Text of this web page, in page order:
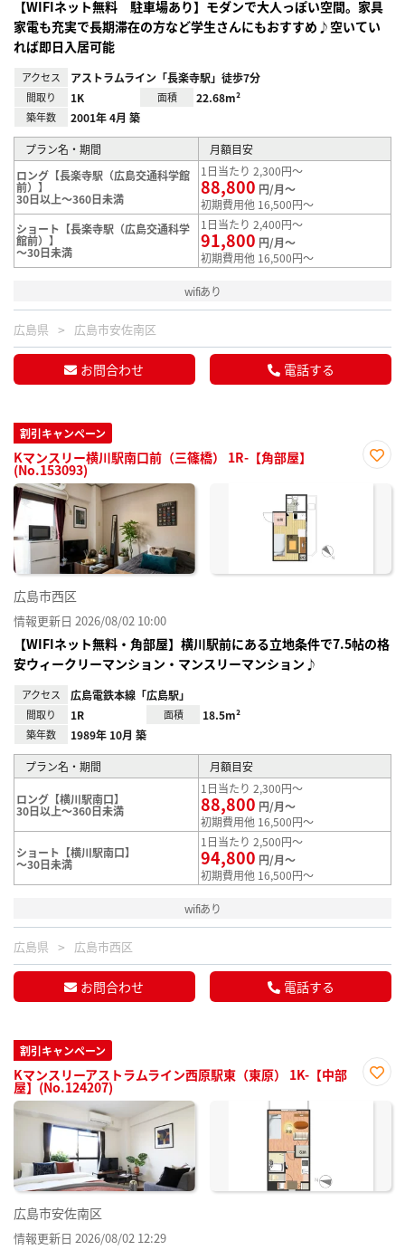
【WIFIネット無料 駐車場あり】モダンで大人っぽい空間。家具
家電も充実で長期滞在の方など学生さんにもおすすめ♪空いてい
れば即日入居可能
アクセス アストラムライン「長楽寺駅」徒歩7分
間取り 1K 面積 22.68m²
築年数 2001年 4月 築
プラン名・期間
月額目安
ロング【長楽寺駅（広島交通科学館
前）】
30日以上～360日未満
1日当たり 2,300円～
88,800 円/月～
初期費用他 16,500円～
ショート【長楽寺駅（広島交通科学
館前）】
～30日未満
1日当たり 2,400円～
91,800 円/月～
初期費用他 16,500円～
wifiあり
広島県 広島市安佐南区
お問合わせ 電話する
割引キャンペーン
Kマンスリー横川駅南口前（三篠橋） 1R-【角部屋】
(No.153093)
に入
広島市西区
情報更新日 2026/08/02 10:00
【WIFIネット無料・角部屋】横川駅前にある立地条件で7.5帖の格
安ウィークリーマンション・マンスリーマンション♪
アクセス 広島電鉄本線「広島駅」
間取り 1R 面積 18.5m²
築年数 1989年 10月 築
プラン名・期間 月額目安
ロング【横川駅南口】
30日以上～360日未満
1日当たり 2,300円～
88,800 円/月～
初期費用他 16,500円～
ショート【横川駅南口】
～30日未満
1日当たり 2,500円～
94,800 円/月～
初期費用他 16,500円～
wifiあり
広島県 広島市西区
お問合わせ 電話する
割引キャンペーン
Kマンスリーアストラムライン西原駅東（東原） 1K-【中部
屋】(No.124207)
に入
広島市安佐南区
情報更新日 2026/08/02 12:29